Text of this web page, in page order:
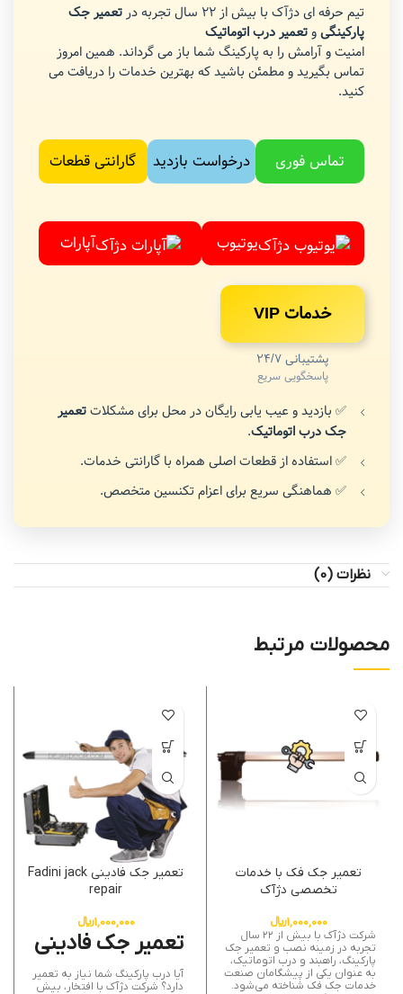
تیم حرفه ای دژآک با بیش از 22 سال تجربه در
تعمیر جک
پارکینگیو تعمیر درب اتوماتیک
امنیت و آرامش را به پارکینگ شما باز می گرداند. همین امروز
تماس بگیرید و مطمئن باشید که بهترین خدمات را دریافت می
کنید.
تماس فوری درخواست بازدید گارانتی قطعات
یوتیوب آپارات
خدمات VIP
پشتیبانی 24/7
پاسخگویی سریع
✅ بازدید و عیب یابی رایگان در محل برای مشکلاتتعمیر
جک درب اتوماتیک.
✅ استفاده از قطعات اصلی همراه با گارانتی خدمات.
✅ هماهنگی سریع برای اعزام تکنسین متخصص.
نظرات (0)
محصولات مرتبط
تعمیر جک فک با خدمات
تخصصی دژآک
1,000,000﷼
شرکت دژآک با بیش از ۲۲ سال
تجربه در زمینه نصب و تعمیر جک
پارکینگ، راهبند و درب اتوماتیک،
به عنوان یکی از پیشگامان صنعت
خدمات جک فک شناخته می‌شود.
تعمیر جک فادینی Fadini jack
repair
1,000,000﷼
تعمیر جک فادینی
آیا درب پارکینگ شما نیاز به تعمیر
دارد؟ شرکت دژآک با افتخار، بیش